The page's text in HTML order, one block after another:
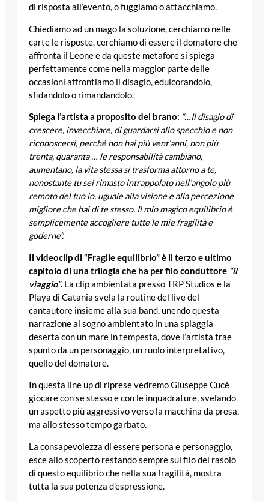
di risposta all’evento, o fuggiamo o attacchiamo.
Chiediamo ad un mago la soluzione, cerchiamo nelle
carte le risposte, cerchiamo di essere il domatore che
affronta il Leone e da queste metafore si spiega
perfettamente come nella maggior parte delle
occasioni affrontiamo il disagio, edulcorandolo,
sfidandolo o rimandandolo.
Spiega l’artista a proposito del brano: “…Il disagio di
crescere, invecchiare, di guardarsi allo specchio e non
riconoscersi, perché non hai più vent’anni, non più
trenta, quaranta … le responsabilità cambiano,
aumentano, la vita stessa si trasforma attorno a te,
nonostante tu sei rimasto intrappolato nell’angolo più
remoto del tuo io, uguale alla visione e alla percezione
migliore che hai di te stesso. Il mio magico equilibrio è
semplicemente accogliere tutte le mie fragilità e
goderne”.
Il videoclip di “Fragile equilibrio” è il terzo e ultimo
capitolo di una trilogia che ha per filo conduttore “il
viaggio”. La clip ambientata presso TRP Studios e la
Playa di Catania svela la routine del live del
cantautore insieme alla sua band, unendo questa
narrazione al sogno ambientato in una spiaggia
deserta con un mare in tempesta, dove l’artista trae
spunto da un personaggio, un ruolo interpretativo,
quello del domatore.
In questa line up di riprese vedremo Giuseppe Cucè
giocare con se stesso e con le inquadrature, svelando
un aspetto più aggressivo verso la macchina da presa,
ma allo stesso tempo garbato.
La consapevolezza di essere persona e personaggio,
esce allo scoperto restando sempre sul filo del rasoio
di questo equilibrio che nella sua fragilità, mostra
tutta la sua potenza d’espressione.